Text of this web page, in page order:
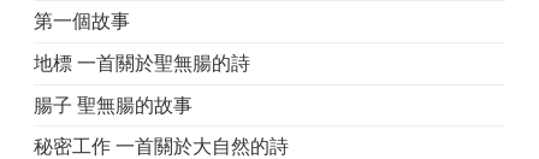
第一個故事
地標 一首關於聖無腸的詩
腸子 聖無腸的故事
秘密工作 一首關於大自然的詩